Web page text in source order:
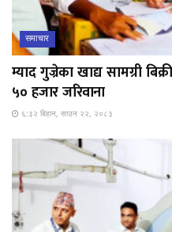
समाचार
म्याद गुज्रेका खाद्य सामग्री
५० हजार जरिवाना
६:३२ बिहान, साउन २२, २०८३